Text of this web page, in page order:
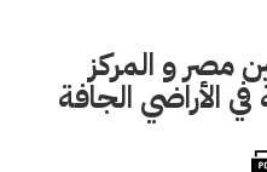
مصر و المركز
في الأراضي الجافة